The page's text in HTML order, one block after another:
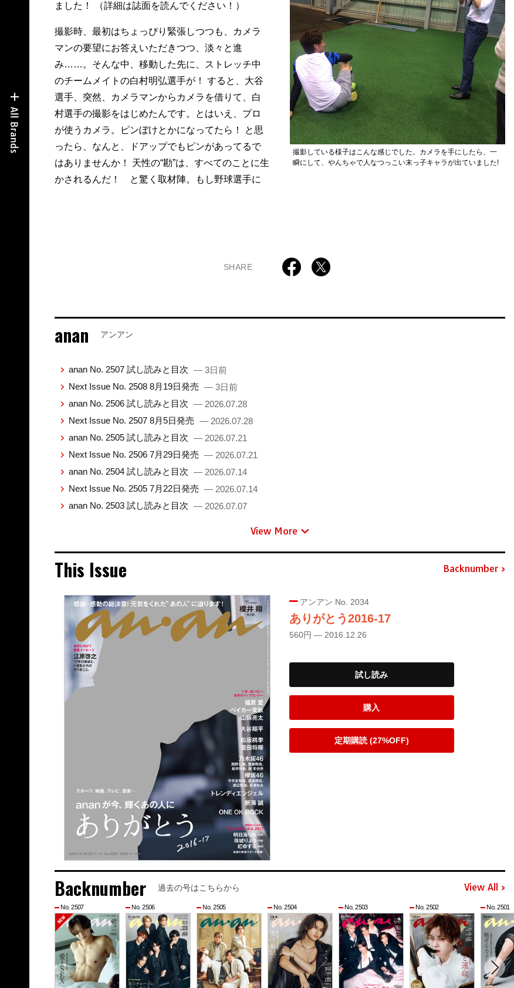
ました！ （詳細は誌面を読んでください！）
撮影時、最初はちょっぴり緊張しつつも、カメラ
マンの要望にお答えいただきつつ、淡々と進
み……。そんな中、移動した先に、ストレッチ中
のチームメイトの白村明弘選手が！ すると、大谷
選手、突然、カメラマンからカメラを借りて、白
村選手の撮影をはじめたんです。とはいえ、プロ
が使うカメラ。ピンぼけとかになってたら！ と思
ったら、なんと、ドアップでもピンがあってるで
はありませんか！ 天性の“勘”は、すべてのことに生
かされるんだ！ と驚く取材陣。もし野球選手に
撮影している様子はこんな感じでした。カメラを手にしたら、一
瞬にして、やんちゃで人なつっこい末っ子キャラが出ていました!
SHARE
anan アンアン
anan No. 2507 試し読みと目次 — 3日前
Next Issue No. 2508 8月19日発売 — 3日前
anan No. 2506 試し読みと目次 — 2026.07.28
Next Issue No. 2507 8月5日発売 — 2026.07.28
anan No. 2505 試し読みと目次 — 2026.07.21
Next Issue No. 2506 7月29日発売 — 2026.07.21
anan No. 2504 試し読みと目次 — 2026.07.14
Next Issue No. 2505 7月22日発売 — 2026.07.14
anan No. 2503 試し読みと目次 — 2026.07.07
View More
This Issue Backnumber
アンアン No. 2034
ありがとう2016-17
560円 — 2016.12.26
試し読み
購入
定期購読 (27%OFF)
Backnumber 過去の号はこちらから View All
No. 2507 No. 2506 No. 2505 No. 2504 No. 2503 No. 2502 No. 2501